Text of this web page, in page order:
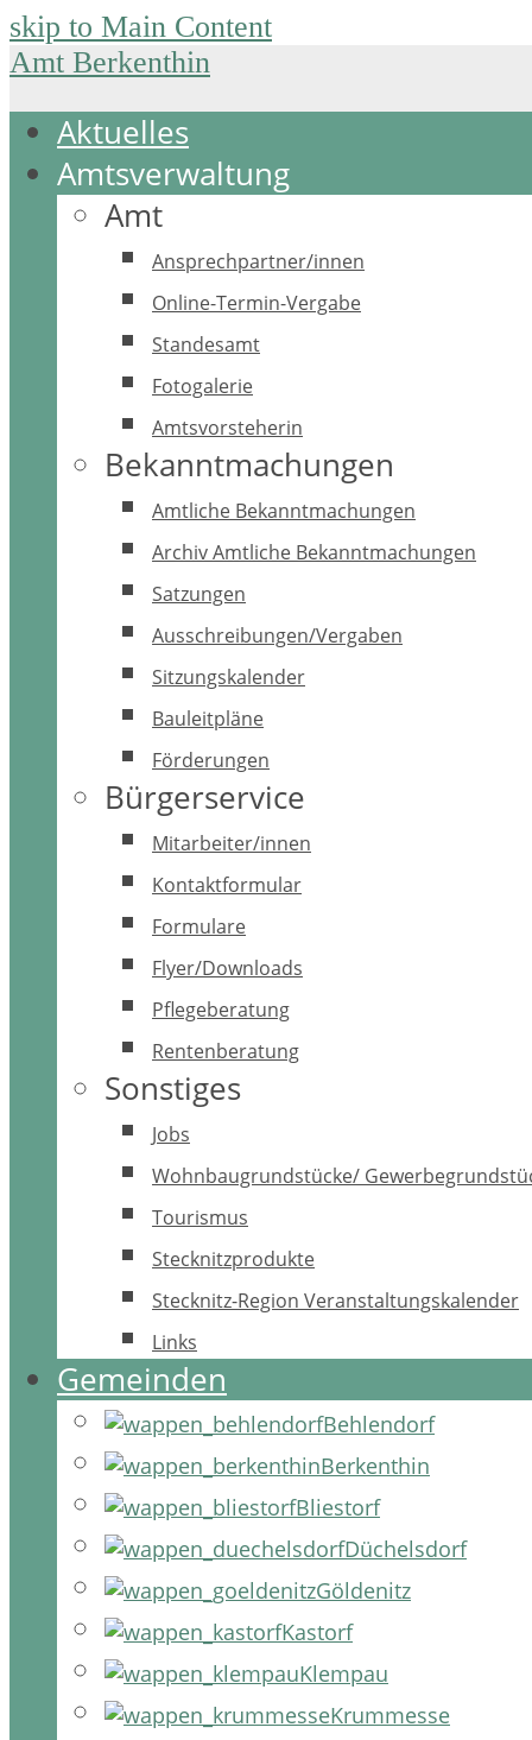
skip to Main Content
Amt Berkenthin
Aktuelles
Amtsverwaltung
Amt
Ansprechpartner/innen
Online-Termin-Vergabe
Standesamt
Fotogalerie
Amtsvorsteherin
Bekanntmachungen
Amtliche Bekanntmachungen
Archiv Amtliche Bekanntmachungen
Satzungen
Ausschreibungen/Vergaben
Sitzungskalender
Bauleitpläne
Förderungen
Bürgerservice
Mitarbeiter/innen
Kontaktformular
Formulare
Flyer/Downloads
Pflegeberatung
Rentenberatung
Sonstiges
Jobs
Wohnbaugrundstücke/
Tourismus
Stecknitzprodukte
Stecknitz-Region Veranstaltungskalender
Links
Gemeinden
Behlendorf
Berkenthin
Bliestorf
Düchelsdorf
Göldenitz
Kastorf
Klempau
Krummesse